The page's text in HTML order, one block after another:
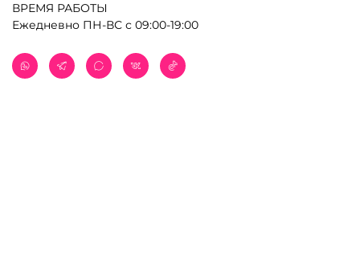
ВРЕМЯ РАБОТЫ
Ежедневно ПН-ВС с 09:00-19:00